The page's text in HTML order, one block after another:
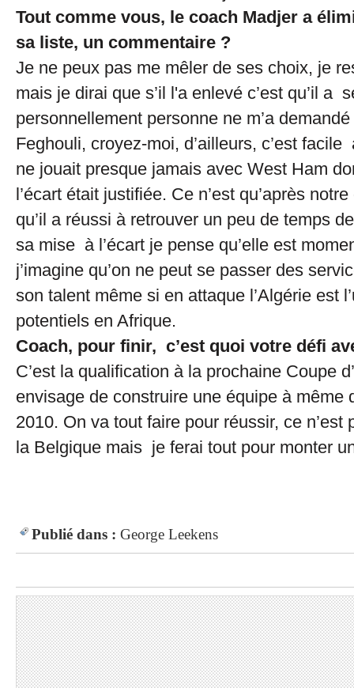
Tout comme vous, le coach Madjer a
sa liste, un commentaire ?
Je ne peux pas me mêler de ses choix, je
mais je dirai que s’il l'a enlevé c’est qu’il a
personnellement personne ne m’a demandé
Feghouli, croyez-moi, d’ailleurs, c’est
ne jouait presque jamais avec West Ham
l’écart était justifiée. Ce n’est qu’après
qu’il a réussi à retrouver un peu de temps
sa mise à l’écart je pense qu’elle est
j’imagine qu’on ne peut se passer des
son talent même si en attaque l’Algérie est
potentiels en Afrique.
Coach, pour finir, c’est quoi votre défi
C’est la qualification à la prochaine Coupe
envisage de construire une équipe à même
2010. On va tout faire pour réussir, ce n’est
la Belgique mais je ferai tout pour monter
Publié dans : George Leekens